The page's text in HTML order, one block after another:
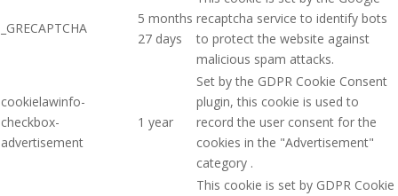
_GRECAPTCHA
5 months
27 days
recaptcha service to identify bots
to protect the website against
malicious spam attacks.
cookielawinfo-
checkbox-
advertisement
1 year
Set by the GDPR Cookie Consent
plugin, this cookie is used to
record the user consent for the
cookies in the "Advertisement"
category .
This cookie is set by GDPR Cookie